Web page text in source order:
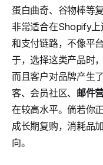
蛋白曲奇、谷物棒等
非常适合在Shopify上
和支付链路，不像平
于，选择这类产品时
而且客户对品牌产生
客、会员社区、 邮件
在较高水平。倘若你
成长期复购，消耗品
向。